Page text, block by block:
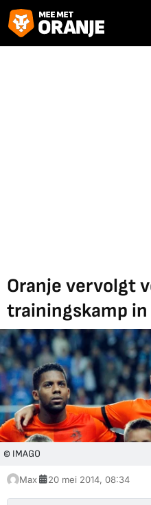
Oranje vervolgt
trainingskamp
© IMAGO
Max 20 mei 2014, 08:34